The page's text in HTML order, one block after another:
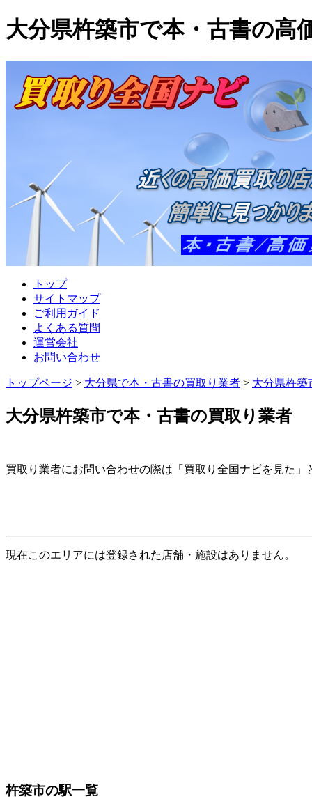
大分県杵築市で本・古書の高
トップ
サイトマップ
ご利用ガイド
よくある質問
運営会社
お問い合わせ
トップページ > 大分県で本・古書の買取り業者 > 大分県杵築
大分県杵築市で本・古書の買取り業者
買取り業者にお問い合わせの際は「買取り全国ナビを見た」
現在このエリアには登録された店舗・施設はありません。
杵築市の駅一覧